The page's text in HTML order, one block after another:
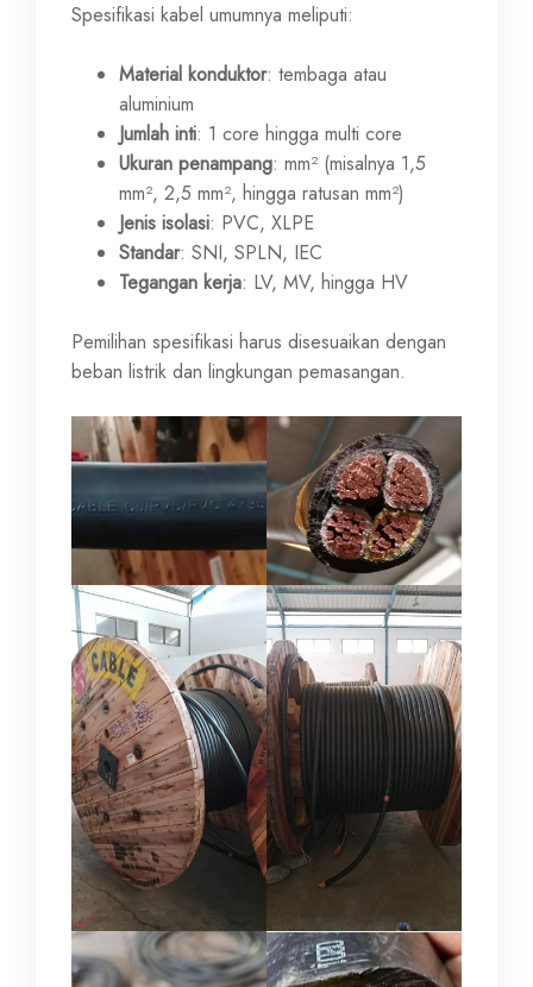
Spesifikasi kabel umumnya meliputi:
Material konduktor: tembaga atau
aluminium
Jumlah inti: 1 core hingga multi core
Ukuran penampang: mm² (misalnya 1,5
mm², 2,5 mm², hingga ratusan mm²)
Jenis isolasi: PVC, XLPE
Standar: SNI, SPLN, IEC
Tegangan kerja: LV, MV, hingga HV
Pemilihan spesifikasi harus disesuaikan dengan
beban listrik dan lingkungan pemasangan.